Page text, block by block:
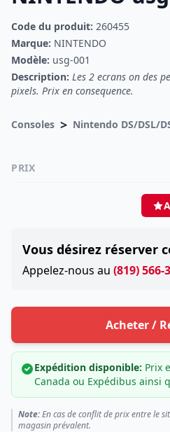
Code du produit: 260455
Marque: NINTENDO
Modèle: usg-001
Description: Les 2 ecrans on des
pixels. Prix en consequence.
Consoles > Nintendo DS/DSL/
PRIX
Vous désirez réserver
Appelez-nous au (819) 566-
Acheter /
Expédition disponible: Prix
Canada ou Expédibus ainsi
Note:En cas de conflit de prix entre le
magasin prévalent.